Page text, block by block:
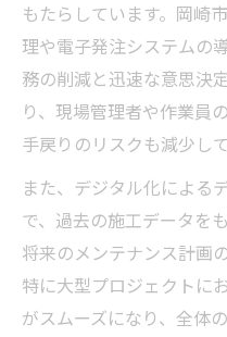
もたらしています。岡崎
理や電子発注システムの
務の削減と迅速な意思決
り、現場管理者や作業員
手戻りのリスクも減少し
また、デジタル化による
で、過去の施工データを
将来のメンテナンス計画
特に大型プロジェクトに
がスムーズになり、全体